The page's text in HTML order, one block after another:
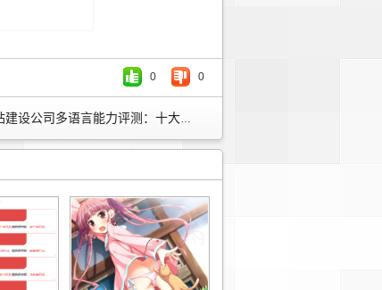
0 0
2026年外贸网站建设公司多语言能力评测：十大品牌海外访问速度与本地化服务深度对比 »